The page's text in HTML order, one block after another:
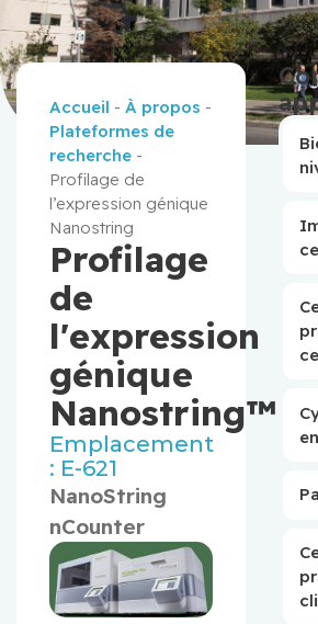
Accueil -À propos -
Plateformes de
recherche -
Profilage de
l’expression génique
Nanostring
Profilage
de
l'expression
génique
Nanostring™
Emplacement
: E-621
NanoString
nCounter